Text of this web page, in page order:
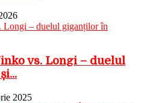
vs. Longi – duelul
2025